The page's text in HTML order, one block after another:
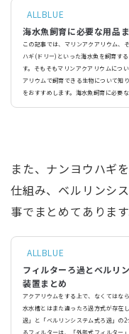
ALLBLUE
海水魚飼育に必要な用品
この記事では、マリンアクアリウム、
ハギ(ドリー)といった海水魚を飼育す
す。そもそもマリンアクアリウムにつ
アリウムで飼育できる生物について知
をおすすめします。海水魚飼育に必
また、ナンヨウハギ
仕組み、ベルリンシ
事でまとめてあります
ALLBLUE
フィルターろ過とベルリ
装置まとめ
アクアリウムをする上で、なくてはな
水水槽とはまた違ったろ過方式が存在
過」と「ベルリンシステム式ろ過」の
るフィルターは、「外部式フィルター